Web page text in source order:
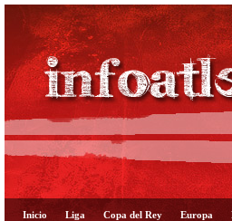
Inicio Liga Copa del Rey Europa